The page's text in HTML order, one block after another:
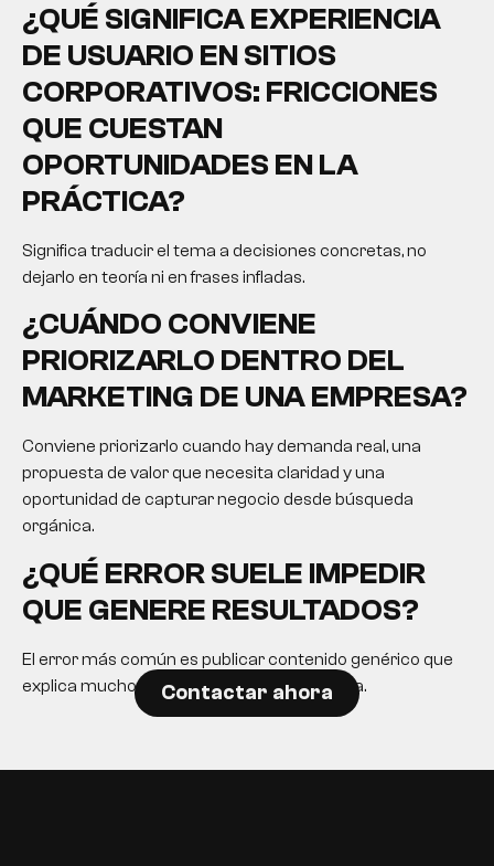
¿QUÉ SIGNIFICA EXPERIENCIA
DE USUARIO EN SITIOS
CORPORATIVOS: FRICCIONES
QUE CUESTAN
OPORTUNIDADES EN LA
PRÁCTICA?
Significa traducir el tema a decisiones concretas, no
dejarlo en teoría ni en frases infladas.
¿CUÁNDO CONVIENE
PRIORIZARLO DENTRO DEL
MARKETING DE UNA EMPRESA?
Conviene priorizarlo cuando hay demanda real, una
propuesta de valor que necesita claridad y una
oportunidad de capturar negocio desde búsqueda
orgánica.
¿QUÉ ERROR SUELE IMPEDIR
QUE GENERE RESULTADOS?
El error más común es publicar contenido genérico que
explica mucho pero no ayuda a decidir nada.
Contactar ahora